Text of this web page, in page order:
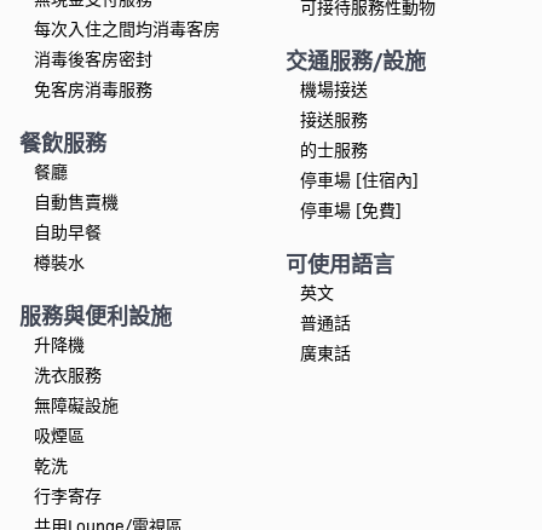
每次入住之間均消毒客房
消毒後客房密封
免客房消毒服務
餐飲服務
餐廳
自動售賣機
自助早餐
樽裝水
服務與便利設施
升降機
洗衣服務
無障礙設施
吸煙區
乾洗
行李寄存
可接待服務性動物
交通服務/設施
機場接送
接送服務
的士服務
停車場 [住宿內]
停車場 [免費]
可使用語言
英文
普通話
廣東話